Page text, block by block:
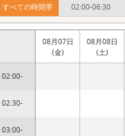
すべての時間帯 02:00-06:30
02:00-
02:30-
03:00-
08月07日
(金)
08月08日
(土)